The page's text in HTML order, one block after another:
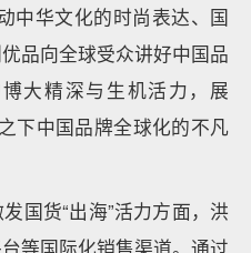
中华文化的时尚表达、国
品向全球受众讲好中国品
大精深与生机活力，展
下中国品牌全球化的不凡
国货“出海”活力方面，洪
等国际化销售渠道。通过